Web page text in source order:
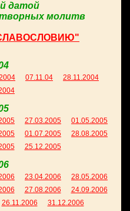
датой
молитв
07.11.04
28.11.2004
27.03.2005
01.05.2005
01.07.2005
28.08.2005
25.12.2005
23.04.2006
28.05.2006
27.08.2006
24.09.2006
26.11.2006 31.12.2006